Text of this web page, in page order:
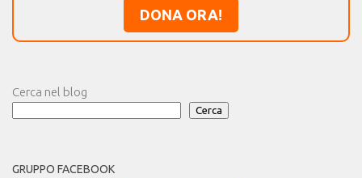
DONA ORA!
Cerca nel blog
Cerca
GRUPPO FACEBOOK